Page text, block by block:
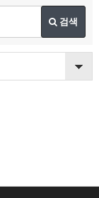
검색